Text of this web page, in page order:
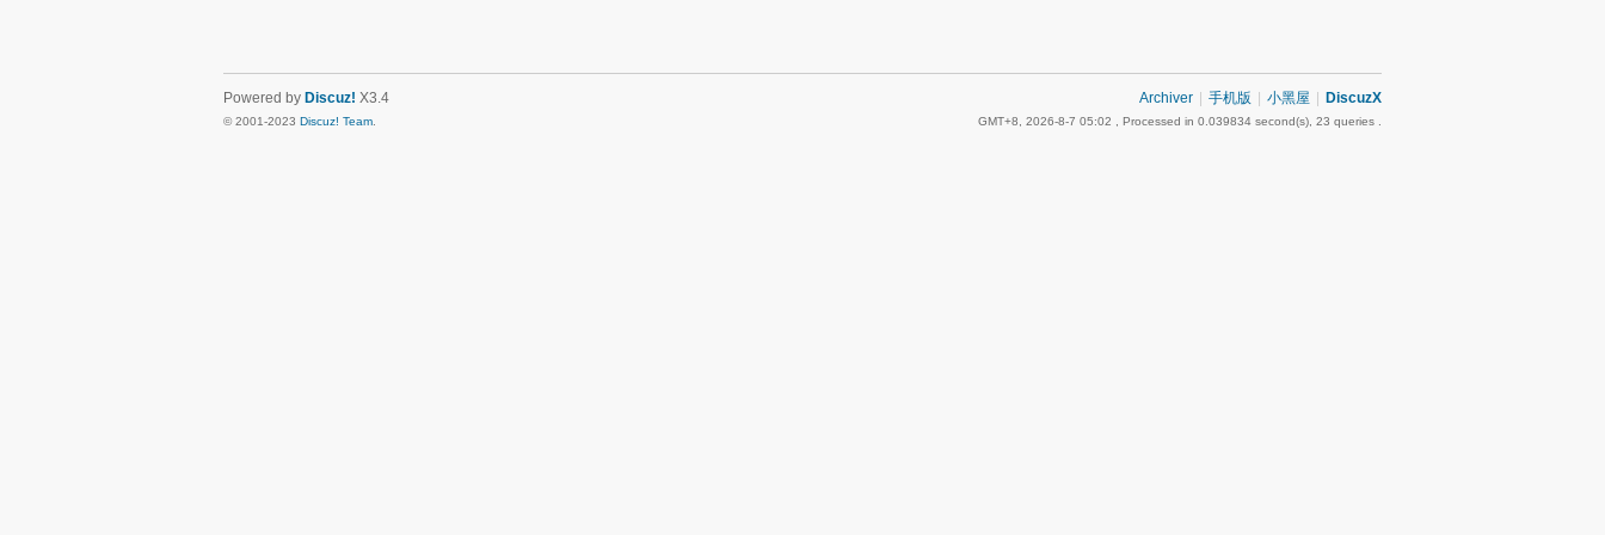
Archiver 手机版 小黑屋 DiscuzX
GMT+8, 2026-8-7 05:02 , Processed in 0.039834 second(s), 23 queries .
Powered by Discuz! X3.4
© 2001-2023 Discuz! Team